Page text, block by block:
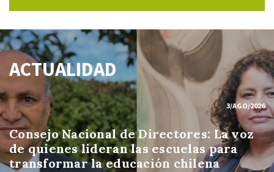
ACTUALIDAD
3/AGO/2026
Consejo Nacional de Directores: La voz
de quienes lideran las escuelas para
transformar la educación chilena